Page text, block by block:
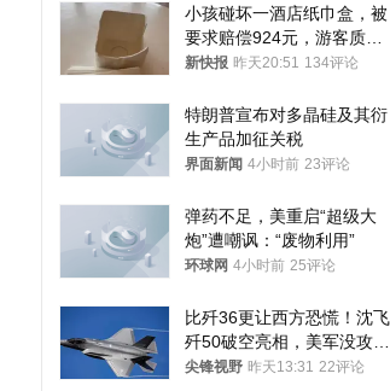
小孩碰坏一酒店纸巾盒，被
要求赔偿924元，游客质疑
酒店房客物品超高标价，市
新快报 昨天20:51 134评论
特朗普宣布对多晶硅及其衍
生产品加征关税
界面新闻 4小时前 23评论
弹药不足，美重启“超级大
炮”遭嘲讽：“废物利用”
环球网 4小时前 25评论
比歼36更让西方恐慌！沈飞
歼50破空亮相，美军没攻克
的技术被拿下
尖锋视野 昨天13:31 22评论